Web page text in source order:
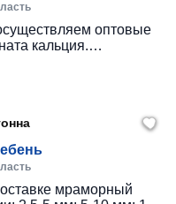
оптовые
кальция.
используется,
Фасовка: МКР (...
мраморный